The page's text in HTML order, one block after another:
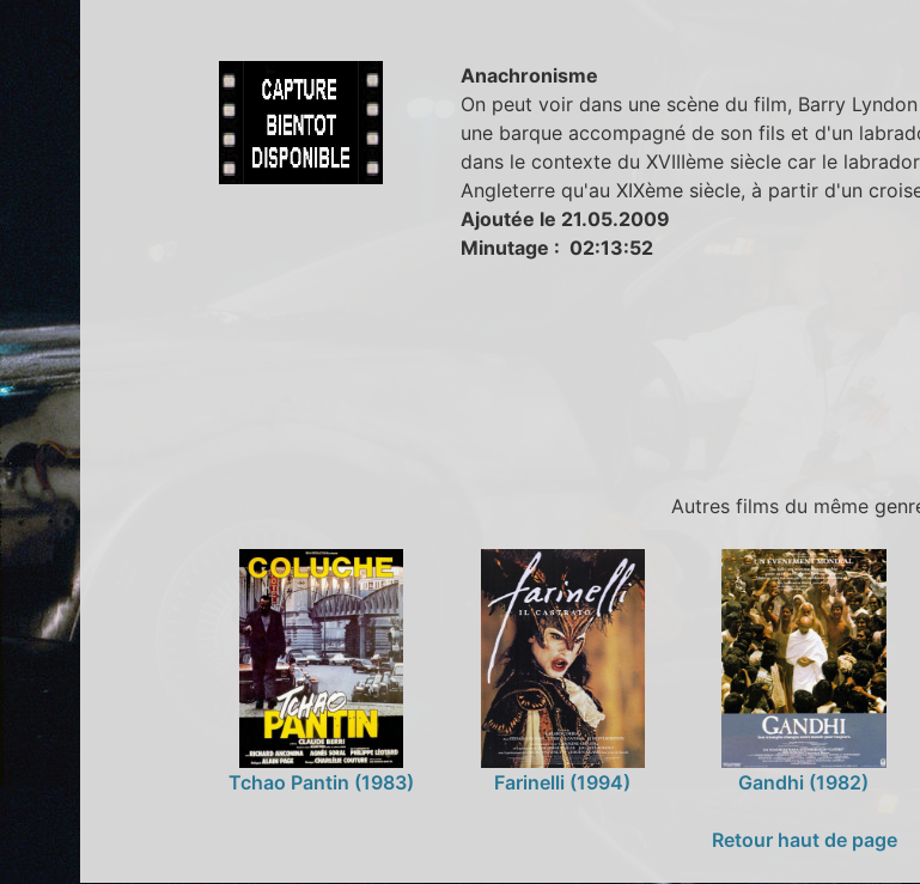
Anachronisme
On peut voir dans une scène du film, Barry
une barque accompagné de son fils et d'un
dans le contexte du XVIIIème siècle car le
Angleterre qu'au XIXème siècle, à partir d'un
Ajoutée le 21.05.2009
Minutage : 02:13:52
Autres films du même
Tchao Pantin (1983) Farinelli (1994) Gandhi (1982)
Retour haut de page